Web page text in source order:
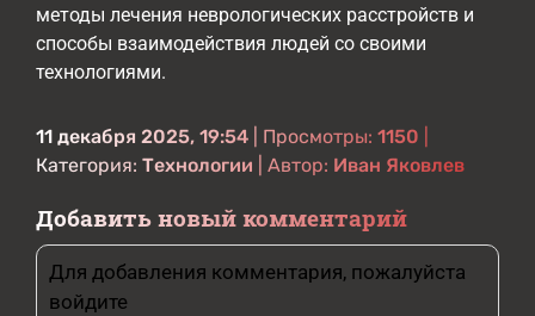
методы лечения неврологических расстройств и
способы взаимодействия людей со своими
технологиями.
11 декабря 2025, 19:54 | Просмотры: 1150
Категория: Технологии | Автор: Иван Яковлев
Добавить новый комментарий
Для добавления комментария, пожалуйста
войдите